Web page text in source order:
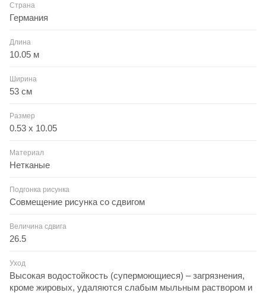
Страна
Германия
Длина
10.05 м
Ширина
53 см
Размер
0.53 x 10.05
Материал
Нетканые
Подгонка рисунка
Совмещение рисунка со сдвигом
Величина сдвига
26.5
Уход
Высокая водостойкость (супермоющиеся) – загрязнения,
кроме жировых, удаляются слабым мыльным раствором и